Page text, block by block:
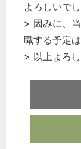
よろしいでし
> 因みに、当
職する予定
> 以上よろ